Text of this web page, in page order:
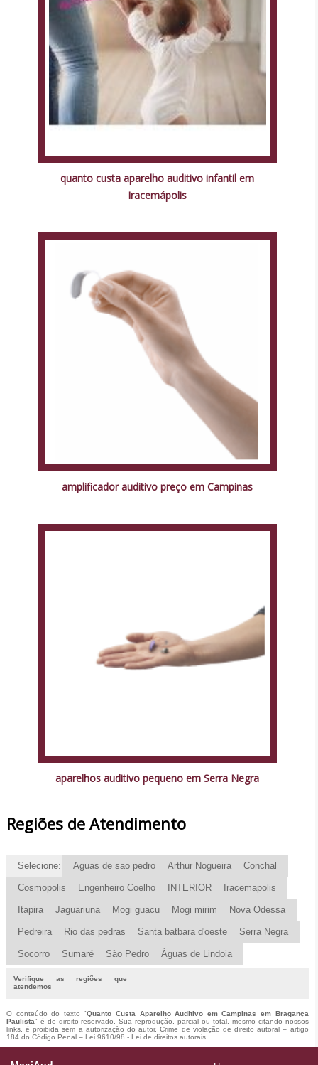
quanto custa aparelho auditivo infantil em
Iracemápolis
amplificador auditivo preço em Campinas
aparelhos auditivo pequeno em Serra Negra
Regiões de Atendimento
Selecione: Aguas de sao pedro Arthur Nogueira Conchal
Cosmopolis Engenheiro Coelho INTERIOR Iracemapolis
Itapira Jaguariuna Mogi guacu Mogi mirim Nova Odessa
Pedreira Rio das pedras Santa batbara d'oeste Serra Negra
Socorro Sumaré São Pedro Águas de Lindoia
Verifique as regiões que
atendemos
O conteúdo do texto "Quanto Custa Aparelho Auditivo em Campinas em Bragança
Paulista" é de direito reservado. Sua reprodução, parcial ou total, mesmo citando nossos
links, é proibida sem a autorização do autor. Crime de violação de direito autoral – artigo
184 do Código Penal – Lei 9610/98 - Lei de direitos autorais.